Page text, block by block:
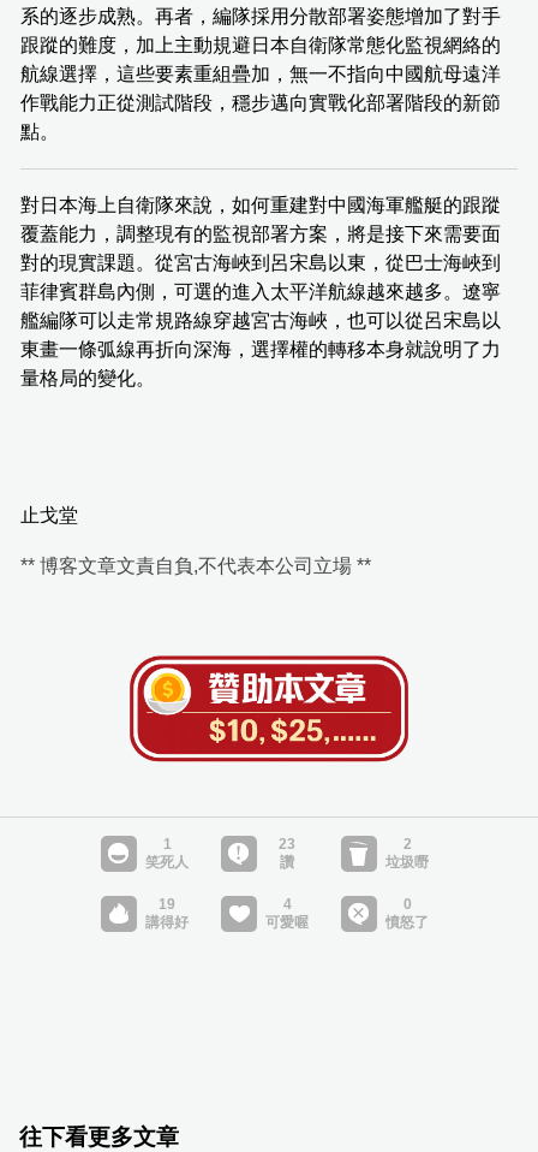
系的逐步成熟。再者，編隊採用分散部署姿態增加了對手
跟蹤的難度，加上主動規避日本自衛隊常態化監視網絡的
航線選擇，這些要素重組疊加，無一不指向中國航母遠洋
作戰能力正從測試階段，穩步邁向實戰化部署階段的新節
點。
對日本海上自衛隊來說，如何重建對中國海軍艦艇的跟蹤
覆蓋能力，調整現有的監視部署方案，將是接下來需要面
對的現實課題。從宮古海峽到呂宋島以東，從巴士海峽到
菲律賓群島內側，可選的進入太平洋航線越來越多。遼寧
艦編隊可以走常規路線穿越宮古海峽，也可以從呂宋島以
東畫一條弧線再折向深海，選擇權的轉移本身就說明了力
量格局的變化。
止戈堂
** 博客文章文責自負,不代表本公司立場 **
往下看更多文章